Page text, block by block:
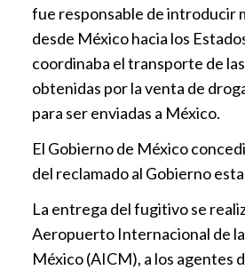
fue responsable de introducir
desde México hacia los
coordinaba el transporte de
obtenidas por la venta de
para ser enviadas a México.
El Gobierno de México
del reclamado al Gobierno
La entrega del fugitivo se
Aeropuerto Internacional de
México (AICM), a los agentes